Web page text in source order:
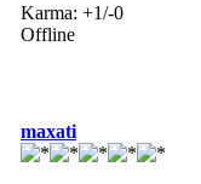
Karma: +1/-0
Offline
maxati